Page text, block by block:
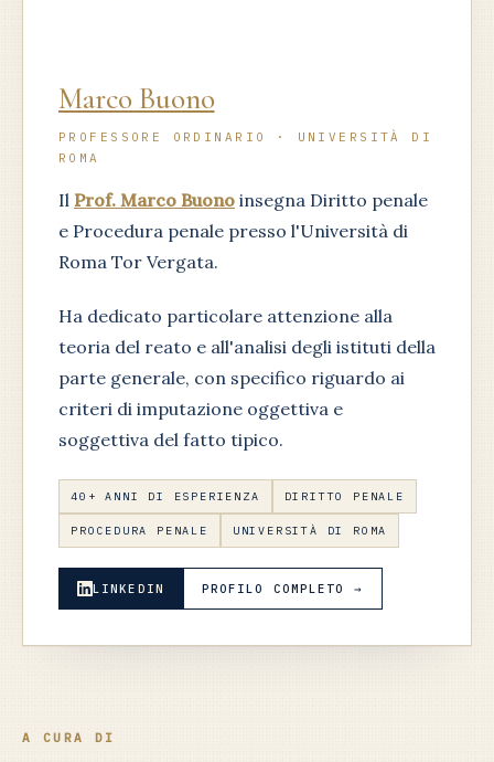
Marco Buono
PROFESSORE ORDINARIO · UNIVERSITÀ DI
ROMA
Il Prof. Marco Buono insegna Diritto penale
e Procedura penale presso l'Università di
Roma Tor Vergata.
Ha dedicato particolare attenzione alla
teoria del reato e all'analisi degli istituti della
parte generale, con specifico riguardo ai
criteri di imputazione oggettiva e
soggettiva del fatto tipico.
40+ ANNI DI ESPERIENZA DIRITTO PENALE
PROCEDURA PENALE UNIVERSITÀ DI ROMA
LINKEDIN PROFILO COMPLETO →
A CURA DI